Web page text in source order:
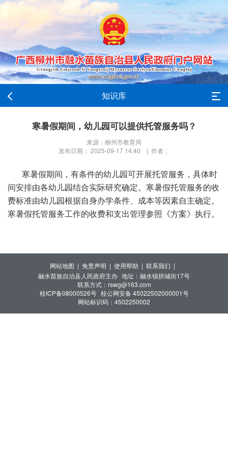
知识库
寒暑假期间，幼儿园可以提供托管服务吗？
来源：柳州市教育局
发布日期： 2025-09-17 14:40 | 作者：
寒暑假期间，有条件的幼儿园可开展托管服务，具体时
间安排由各幼儿园结合实际研究确定。寒暑假托管服务的收
费标准由幼儿园根据自身办学条件、成本等因素自主确定。
寒暑假托管服务工作的收费和支出管理参照《方案》执行。
网站地图 | 免责声明 | 使用帮助 | 联系我们 |
融水苗族自治县人民政府主办 地址：融水镇拱城街17号
联系方式：rswg@163.com
桂ICP备08000526号 桂公网安备 45022502000001号
网站标识码：4502250002